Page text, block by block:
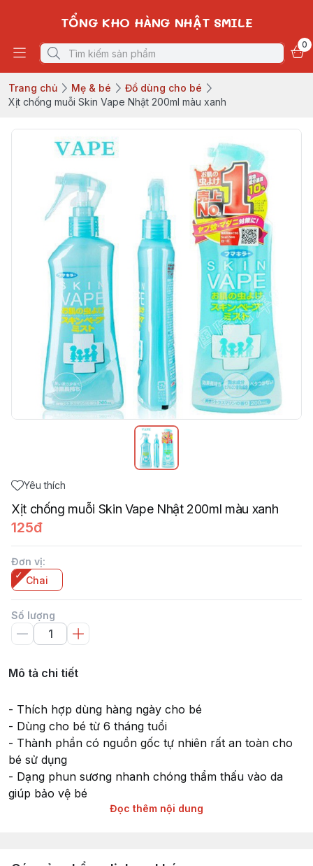
TỔNG KHO HÀNG NHẬT SMILE
0
Trang chủ Mẹ & bé
Đồ dùng cho bé
Xịt chống muỗi Skin Vape Nhật 200ml màu xanh
Yêu thích
Xịt chống muỗi Skin Vape Nhật 200ml màu xanh
125đ
Đơn vị:
Chai
Số lượng
Mô tả chi tiết
- Thích hợp dùng hàng ngày cho bé
- Dùng cho bé từ 6 tháng tuổi
- Thành phần có nguồn gốc tự nhiên rất an toàn cho
bé sử dụng
- Dạng phun sương nhanh chóng thẩm thấu vào da
giúp bảo vệ bé
- Thành phần có độ pH trung tính giúp bảo vệ làn da
- Sản xuất và nhập khẩu từ Nhật Bản
Đọc thêm nội dung